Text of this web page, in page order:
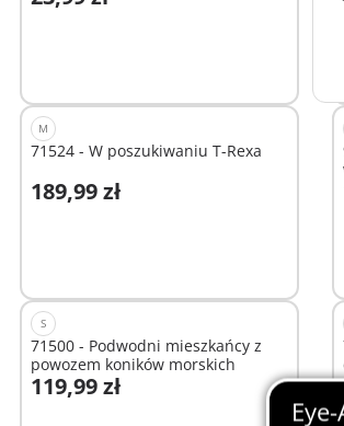
Dodaj do koszyka
M
71524 - W poszukiwaniu T-Rexa
189,99 zł
Dodaj do koszyka
S
71500 - Podwodni mieszkańcy z
powozem koników morskich
119,99 zł
Dodaj do koszyka